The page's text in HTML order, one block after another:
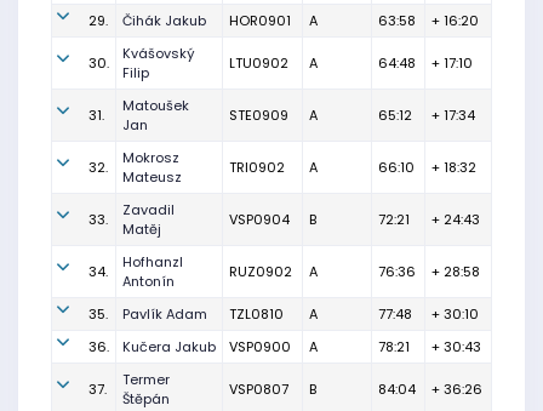
29.
Čihák Jakub HOR0901 A 63:58 + 16:20
30.
Kvášovský
Filip
LTU0902 A 64:48 + 17:10
31.
Matoušek
Jan
STE0909 A 65:12 + 17:34
32.
Mokrosz
Mateusz
TRI0902 A 66:10 + 18:32
33.
Zavadil
Matěj
VSP0904 B 72:21 + 24:43
34.
Hofhanzl
Antonín
RUZ0902 A 76:36 + 28:58
35. Pavlík Adam TZL0810 A 77:48
+ 30:10
36.
Kučera Jakub VSP0900 A 78:21 + 30:43
37.
Termer
Štěpán
VSP0807 B 84:04 + 36:26